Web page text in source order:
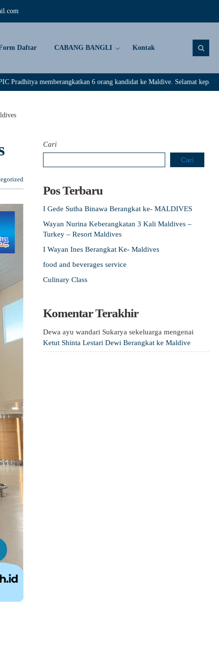
Daftar CABANG BANGLI Kontak
6 orang kandidat ke Maldive. Selamat kepada : Rivaldi,
Cari
Cari
Pos Terbaru
I Gede Sutha Binawa Berangkat ke- MALDIVES
Wayan Nurina Keberangkatan 3 Kali Maldives –
Turkey – Resort Maldives
I Wayan Ines Berangkat Ke- Maldives
food and beverages service
Culinary Class
Komentar Terakhir
Dewa ayu wandari Sukarya sekeluarga mengenai
Ketut Shinta Lestari Dewi Berangkat ke Maldive